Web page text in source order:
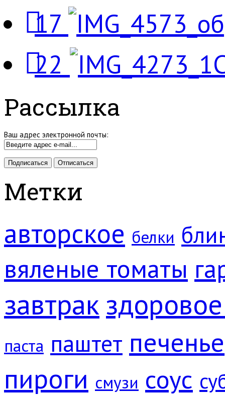
17
22
Рассылка
Ваш адрес электронной почты:
Метки
авторское белки
вяленые томаты
завтрак
паста паштет печенье
пироги смузи соус